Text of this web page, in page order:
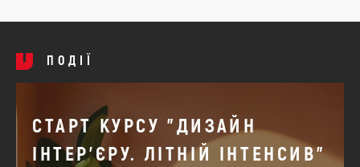
ПОДІЇ
СТАРТ КУРСУ "ДИЗАЙН
ІНТЕР'ЄРУ. ЛІТНІЙ ІНТЕНСИВ"